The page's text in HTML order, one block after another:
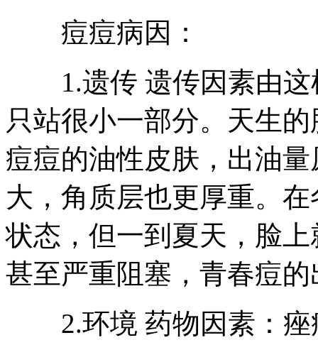
痘痘病因：
1.遗传 遗传因素由这
只站很小一部分。天生
痘痘的油性皮肤，出油
大，角质层也更厚重。
状态，但一到夏天，脸
甚至严重阻塞，青春痘
2.环境 药物因素：痤